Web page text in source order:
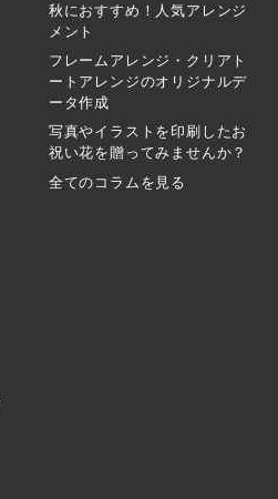
秋におすすめ！人気アレンジ
メント
フレームアレンジ・クリアト
ートアレンジのオリジナルデ
ータ作成
写真やイラストを印刷したお
祝い花を贈ってみませんか？
全てのコラムを見る